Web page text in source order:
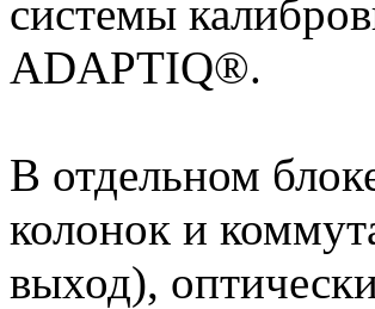
системы
ADAPTIQ®.
В отдельном
колонок и
выход),